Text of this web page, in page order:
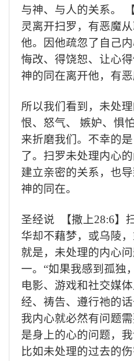
与神、与人的关系。
灵离开扫罗，有恶魔
他。因他疏忽了自己
悔改、得饶恕、让心
神的同在离开他，有恶
所以我们看到，未处
恨、怒气、
嫉妒、惧
来折磨我们。不幸的
了。扫罗未处理内心
建立亲密的关系，也
神的同在。
圣经说 【撒上28:6】
华却不藉梦，或乌陵
就是，未处理的内心
一。 “如果我感到孤独，
电影、游戏和社交媒
经、祷告、遵行祂的话
我内心就必然有问题
是身上的心的问题，
比如未处理的过去的